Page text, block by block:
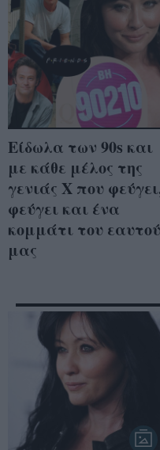
Είδωλα των 90s και
με κάθε μέλος της
γενιάς Χ που
φεύγει και ένα
κομμάτι του εαυτού
μας